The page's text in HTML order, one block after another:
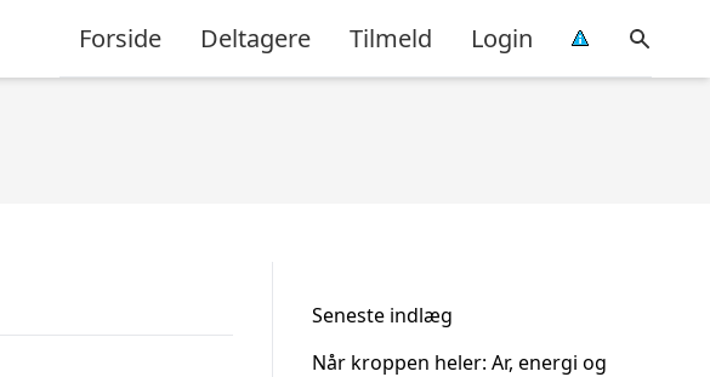
Forside Deltagere Tilmeld Login
Seneste indlæg
Når kroppen heler: Ar, energi og